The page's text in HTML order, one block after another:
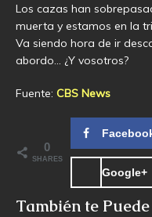
Los cazas han
muerta y estamos en la
Va siendo hora de ir
abordo… ¿Y vosotros?
Fuente: CBS News
0
SHARES
Google+
También te